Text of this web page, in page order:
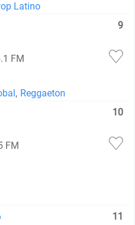
Latino
9
FM
, Reggaeton
10
FM
11